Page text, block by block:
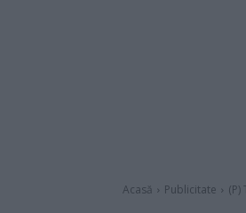
Acasă Publicitate